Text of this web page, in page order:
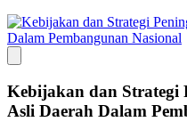
Kebijakan dan Strategi
Asli Daerah Dalam